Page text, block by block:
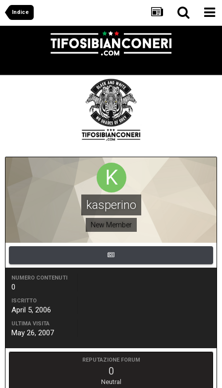
Indice
kasperino
New Member
NUMERO CONTENUTI
0
ISCRITTO
April 5, 2006
ULTIMA VISITA
May 26, 2007
REPUTAZIONE FORUM
0
Neutral